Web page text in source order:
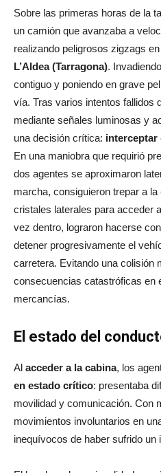
Sobre las primeras horas de la
un camión que avanzaba a
realizando peligrosos zigzags
L’Aldea (Tarragona).
contiguo y poniendo en grave
vía. Tras varios intentos fallidos
mediante señales luminosas y
una decisión crítica: interceptar
En una maniobra que requirió
dos agentes se aproximaron
marcha, consiguieron trepar a
cristales laterales para acceder
vez dentro, lograron hacerse
detener progresivamente el
carretera. Evitando una colisión
consecuencias catastróficas en
mercancías.
El estado del
Al acceder a la cabina, los
en estado crítico: presentaba
movilidad y comunicación. Con
movimientos involuntarios en
inequívocos de haber sufrido